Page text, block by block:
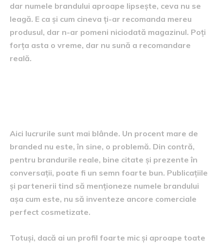
dar numele brandului aproape lipsește, ceva nu se
leagă. E ca și cum cineva ți-ar recomanda mereu
produsul, dar n-ar pomeni niciodată magazinul. Poți
forța asta o vreme, dar nu sună a recomandare
reală.
Aici lucrurile sunt mai blânde. Un procent mare de
branded nu este, în sine, o problemă. Din contră,
pentru brandurile reale, bine citate și prezente în
conversații, poate fi un semn foarte bun. Publicațiile
și partenerii tind să menționeze numele brandului
așa cum este, nu să inventeze ancore comerciale
perfect cosmetizate.
Totuși, dacă ai un profil foarte mic și aproape toate